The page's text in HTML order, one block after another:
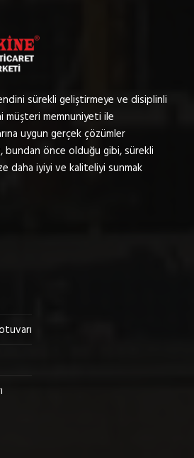
sürekli geliştirmeye ve disiplinli
müşteri memnuniyeti ile
uygun gerçek çözümler
bundan önce olduğu gibi, sürekli
daha iyiyi ve kaliteliyi sunmak